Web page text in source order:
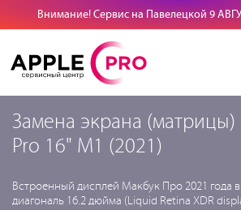
Внимание! Сервис на Павелецкой 9
Замена экрана (матрицы)
Pro 16" M1 (2021)
Встроенный дисплей Макбук Про 2021 года
диагональ 16.2 дюйма (Liquid Retina XDR